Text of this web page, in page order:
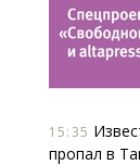
15:35
пропал в